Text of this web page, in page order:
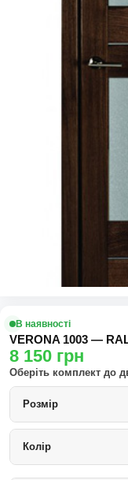
В наявності
VERONA 1003 —
8 150 грн
Оберіть комплект до
Розмір
Колір